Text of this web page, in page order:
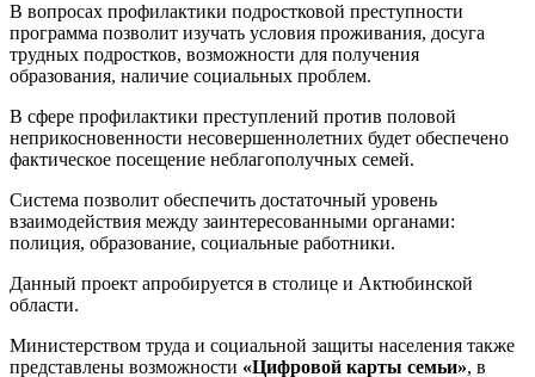
В вопросах профилактики подростковой преступности
программа позволит изучать условия проживания, досуга
трудных подростков, возможности для получения
образования, наличие социальных проблем.
В сфере профилактики преступлений против половой
неприкосновенности несовершеннолетних будет обеспечено
фактическое посещение неблагополучных семей.
Система позволит обеспечить достаточный уровень
взаимодействия между заинтересованными органами:
полиция, образование, социальные работники.
Данный проект апробируется в столице и Актюбинской
области.
Министерством труда и социальной защиты населения также
представлены возможности «Цифровой карты семьи», в